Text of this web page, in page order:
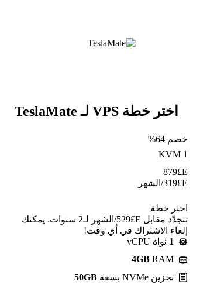
اختر خطة VPS لـ TeslaMate
خصم 64%
KVM 1
E£
879
E£
319/الشهر
اختر خطة
تتجدّد مقابل E£⁦529⁩/الشهر لـ2 سنوات. يمكنك
إلغاء الاشتراك في أي وقت!
1 نواة vCPU
4GB RAM
تخزين NVMe بسعة
50GB